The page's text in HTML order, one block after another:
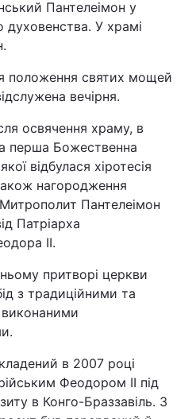
Пантелеімон у
духовенства. У храмі
положення святих мощей
вечірня.
освячення храму, в
перша Божественна
відбулася хіротесія
нагородження
Пантелеімон
Патріарха
II.
притворі церкви
з традиційними та
виконаними
в 2007 році
Феодором II під
в Конго-Браззавіль. З